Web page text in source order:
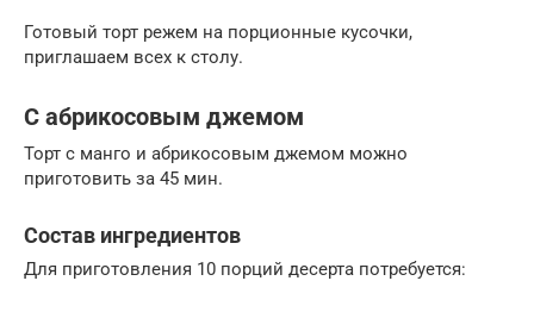
Готовый торт режем на порционные кусочки,
приглашаем всех к столу.
С абрикосовым джемом
Торт с манго и абрикосовым джемом можно
приготовить за 45 мин.
Состав ингредиентов
Для приготовления 10 порций десерта потребуется: